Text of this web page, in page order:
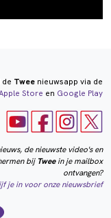
Tweenieuwsapp via de
Store en Google Play
de nieuwste video's en
bij Tweein je mailbox
ontvangen?
je in voor onze nieuwsbrief